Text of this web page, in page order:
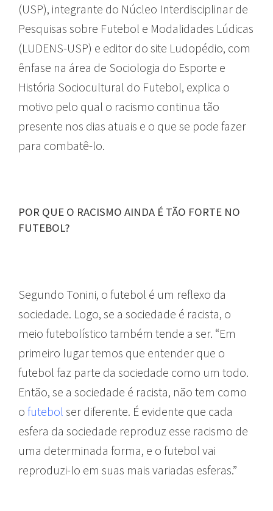
(USP), integrante do Núcleo Interdisciplinar de
Pesquisas sobre Futebol e Modalidades Lúdicas
(LUDENS-USP) e editor do site Ludopédio, com
ênfase na área de Sociologia do Esporte e
História Sociocultural do Futebol, explica o
motivo pelo qual o racismo continua tão
presente nos dias atuais e o que se pode fazer
para combatê-lo.
POR QUE O RACISMO AINDA É TÃO FORTE NO
FUTEBOL?
Segundo Tonini, o futebol é um reflexo da
sociedade. Logo, se a sociedade é racista, o
meio futebolístico também tende a ser. “Em
primeiro lugar temos que entender que o
futebol faz parte da sociedade como um todo.
Então, se a sociedade é racista, não tem como
o futebol ser diferente. É evidente que cada
esfera da sociedade reproduz esse racismo de
uma determinada forma, e o futebol vai
reproduzi-lo em suas mais variadas esferas.”